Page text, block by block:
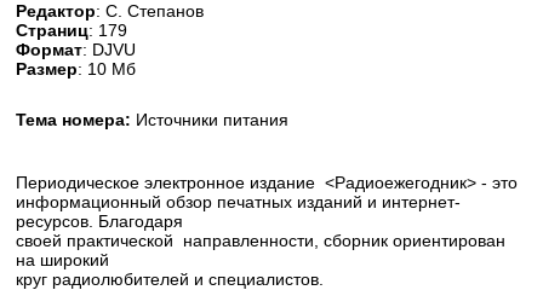
Редактор: С. Степанов
Страниц: 179
Формат: DJVU
Размер: 10 Мб
Тема номера: Источники питания
Периодическое электронное издание <Радиоежегодник> - это
информационный обзор печатных изданий и интернет-
ресурсов. Благодаря
своей практической направленности, сборник ориентирован
на широкий
круг радиолюбителей и специалистов.